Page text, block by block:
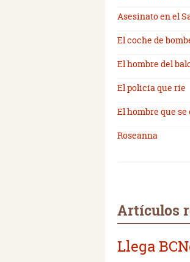
Asesinato en el
El coche de
El hombre del
El policía que ríe
El hombre que se
Roseanna
Artículos
Llega